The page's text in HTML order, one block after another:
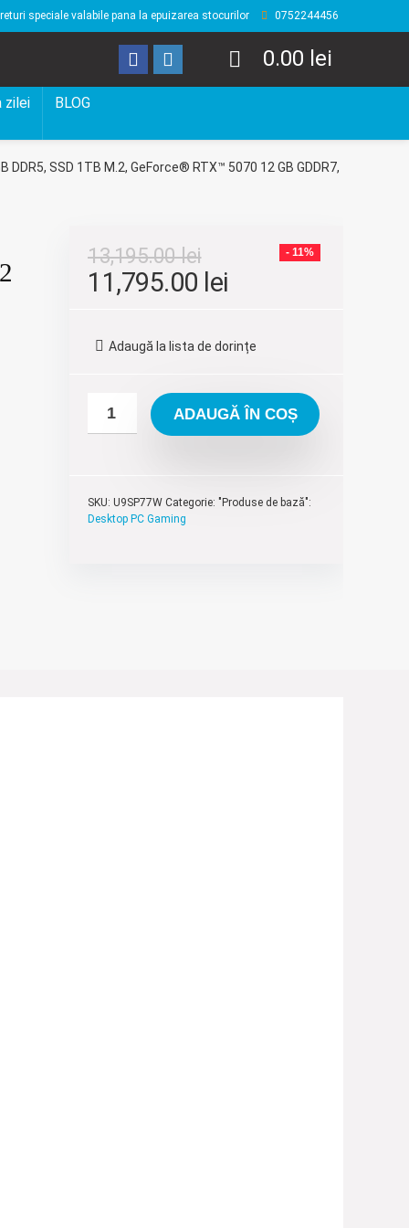
speciale valabile pana la epuizarea stocurilor 0752244456
0.00 lei
zilei BLOG
SSD 1TB M.2, GeForce® RTX™ 5070 12 GB GDDR7,
- 11%
13,195.00lei
Prețul
a
fost:
11,795.00 lei
este:
11,795.00 lei.
Adaugă la lista de dorințe
ADAUGĂ ÎN COȘ
SKU: U9SP77W Categorie: "Produse de bază":
Desktop PC Gaming